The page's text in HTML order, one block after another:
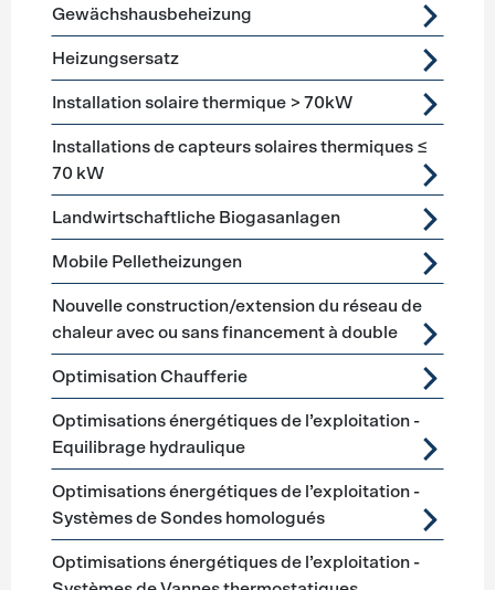
Gewächshausbeheizung
Heizungsersatz
Installation solaire thermique > 70kW
Installations de capteurs solaires thermiques ≤
70 kW
Landwirtschaftliche Biogasanlagen
Mobile Pelletheizungen
Nouvelle construction/extension du réseau de
chaleur avec ou sans financement à double
Optimisation Chaufferie
Optimisations énergétiques de l’exploitation -
Equilibrage hydraulique
Optimisations énergétiques de l’exploitation -
Systèmes de Sondes homologués
Optimisations énergétiques de l’exploitation -